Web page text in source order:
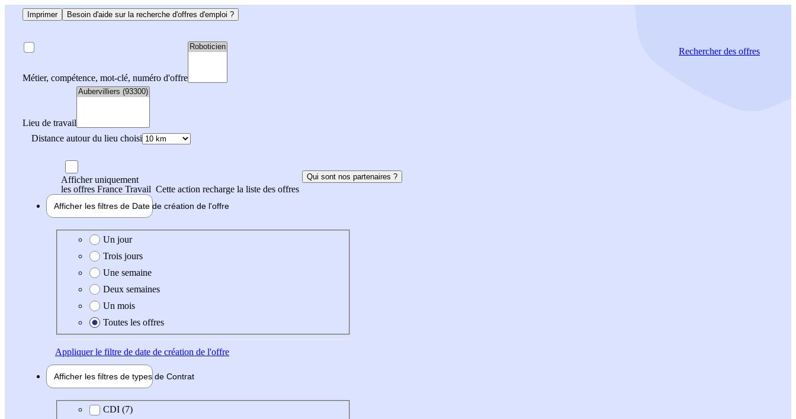
Imprimer Besoin d'aide sur la recherche d'offres d'emploi ?
Métier, compétence, mot-clé, numéro d'offre
Lieu de travail
Distance autour du lieu choisi
Rechercherdes offres
Afficher uniquement
les offres France Travail Cette action recharge la liste des offres
Qui sont nos partenaires ?
Afficher les filtres de Date de création de l'offre
Date de création de l'offre
Un jour
Trois jours
Une semaine
Deux semaines
Un mois
Toutes les offres
Appliquerle filtre de date de création de l'offre
Afficher les filtres de types de Contrat
Type de contrat
CDI (7)